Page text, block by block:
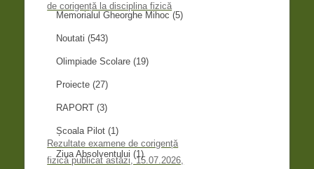
de corigență la disciplina fizică
Rezultate examene de corigență
fizică publicat astăzi, 15.07.2026,
Memorialul Gheorghe Mihoc (5)
Noutati (543)
Olimpiade Scolare (19)
Proiecte (27)
RAPORT (3)
Școala Pilot (1)
Ziua Absolventului (1)